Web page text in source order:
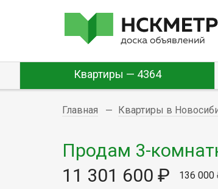
Квартиры — 4364
Главная Квартиры в
Продам 3-
11 301 600 ₽
136